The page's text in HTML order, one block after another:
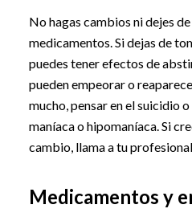
No hagas cambios ni dejes
medicamentos. Si dejas de
puedes tener efectos de
pueden empeorar o
mucho, pensar en el suicidio
maníaca o hipomaníaca. Si
cambio, llama a tu
Medicamentos y